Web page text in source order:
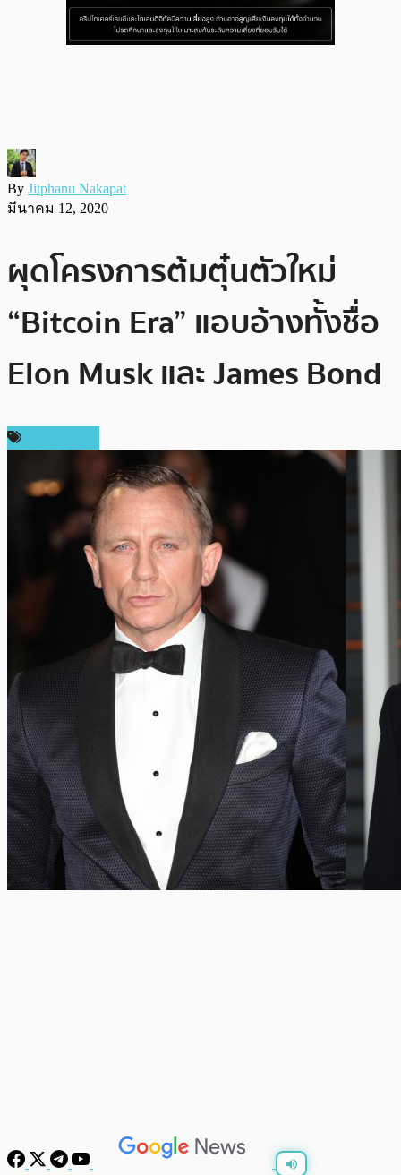
By Jitphanu Nakapat
มีนาคม 12, 2020
ผุดโครงการต้มตุ๋นตัวใหม่
“Bitcoin Era” แอบอ้างทั้งชื่อ
Elon Musk และ James Bond